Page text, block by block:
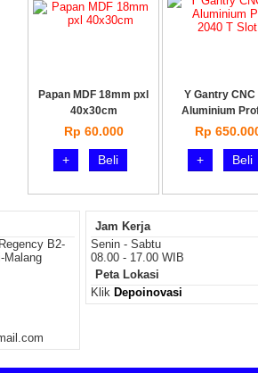
Papan MDF 18mm pxl
40x30cm
Rp 60.000
+
Beli
Y Gantry CNC
Aluminium
Rp
+
Beli
B2-
Malang
Jam Kerja
Senin - Sabtu
08.00 - 17.00 WIB
Peta Lokasi
Klik Depoinovasi